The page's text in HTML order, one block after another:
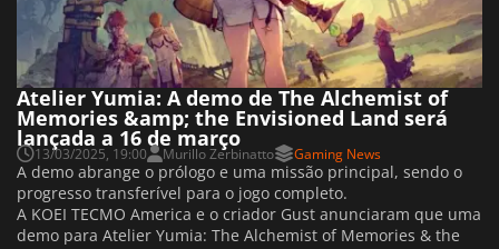
Atelier Yumia: A demo de The Alchemist of
Memories &amp; the Envisioned Land será
lançada a 16 de março
13/03/2025, 19:00 Murillo Zerbinatto Gaming News
A demo abrange o prólogo e uma missão principal, sendo o
progresso transferível para o jogo completo.
A KOEI TECMO America e o criador Gust anunciaram que uma
demo para Atelier Yumia: The Alchemist of Memories & the